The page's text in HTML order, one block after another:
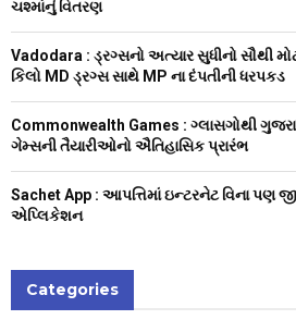
ચશ્માંનું વિતરણ
Vadodara : ડ્રગ્સનો અત્યાર સુધીનો સૌથી
કિલો MD ડ્રગ્સ સાથે MP ના દંપતીની ધરપકડ
Commonwealth Games : ગ્લાસગોથી
ગેમ્સની તૈયારીઓનો ઐતિહાસિક પ્રારંભ
Sachet App : આપત્તિમાં ઇન્ટરનેટ વિના પણ
એપ્લિકેશન
Categories